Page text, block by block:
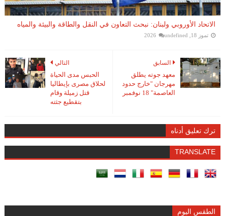
الاتحاد الأوروبي ولبنان: نبحث التعاون في النقل والطاقة والبيئة والمياه
تموز 18, 2026 undefined
التالي
الحبس مدى الحياة
لحلاق مصرى بإيطاليا
قتل زميلة وقام
بتقطيع جثته
السابق
معهد جوته يطلق
مهرجان "خارج حدود
العاصمة" 18 نوفمبر
ترك تعليق أدناه
TRANSLATE
الطقس اليوم